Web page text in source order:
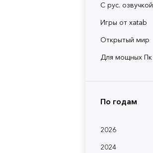
С рус. озвучкой
Игры от xatab
Открытый мир
Для мощных Пк
По годам
2026
2024